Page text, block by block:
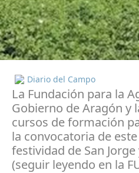
Diario del Campo
La Fundación para la
Gobierno de Aragón y
cursos de formación
la convocatoria de
festividad de San
(seguir leyendo en la